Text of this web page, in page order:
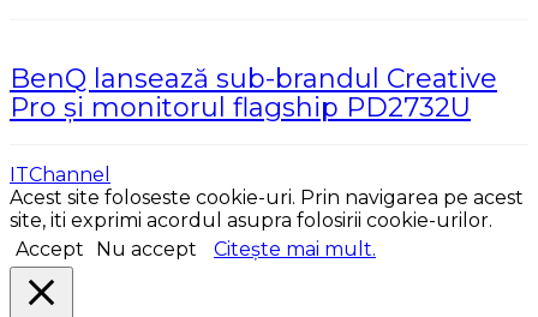
BenQ lansează sub-brandul Creative
Pro și monitorul flagship PD2732U
ITChannel
Acest site foloseste cookie-uri. Prin navigarea pe acest
site, iti exprimi acordul asupra folosirii cookie-urilor.
Accept
Nu accept Citește mai mult.